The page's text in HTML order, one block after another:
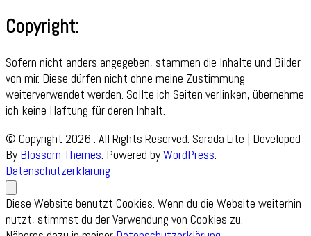
Copyright:
Sofern nicht anders angegeben, stammen die Inhalte und Bilder
von mir. Diese dürfen nicht ohne meine Zustimmung
weiterverwendet werden. Sollte ich Seiten verlinken, übernehme
ich keine Haftung für deren Inhalt.
© Copyright 2026 . All Rights Reserved. Sarada Lite | Developed
By Blossom Themes. Powered byWordPress.
Datenschutzerklärung
Diese Website benutzt Cookies. Wenn du die Website weiterhin
nutzt, stimmst du der Verwendung von Cookies zu.